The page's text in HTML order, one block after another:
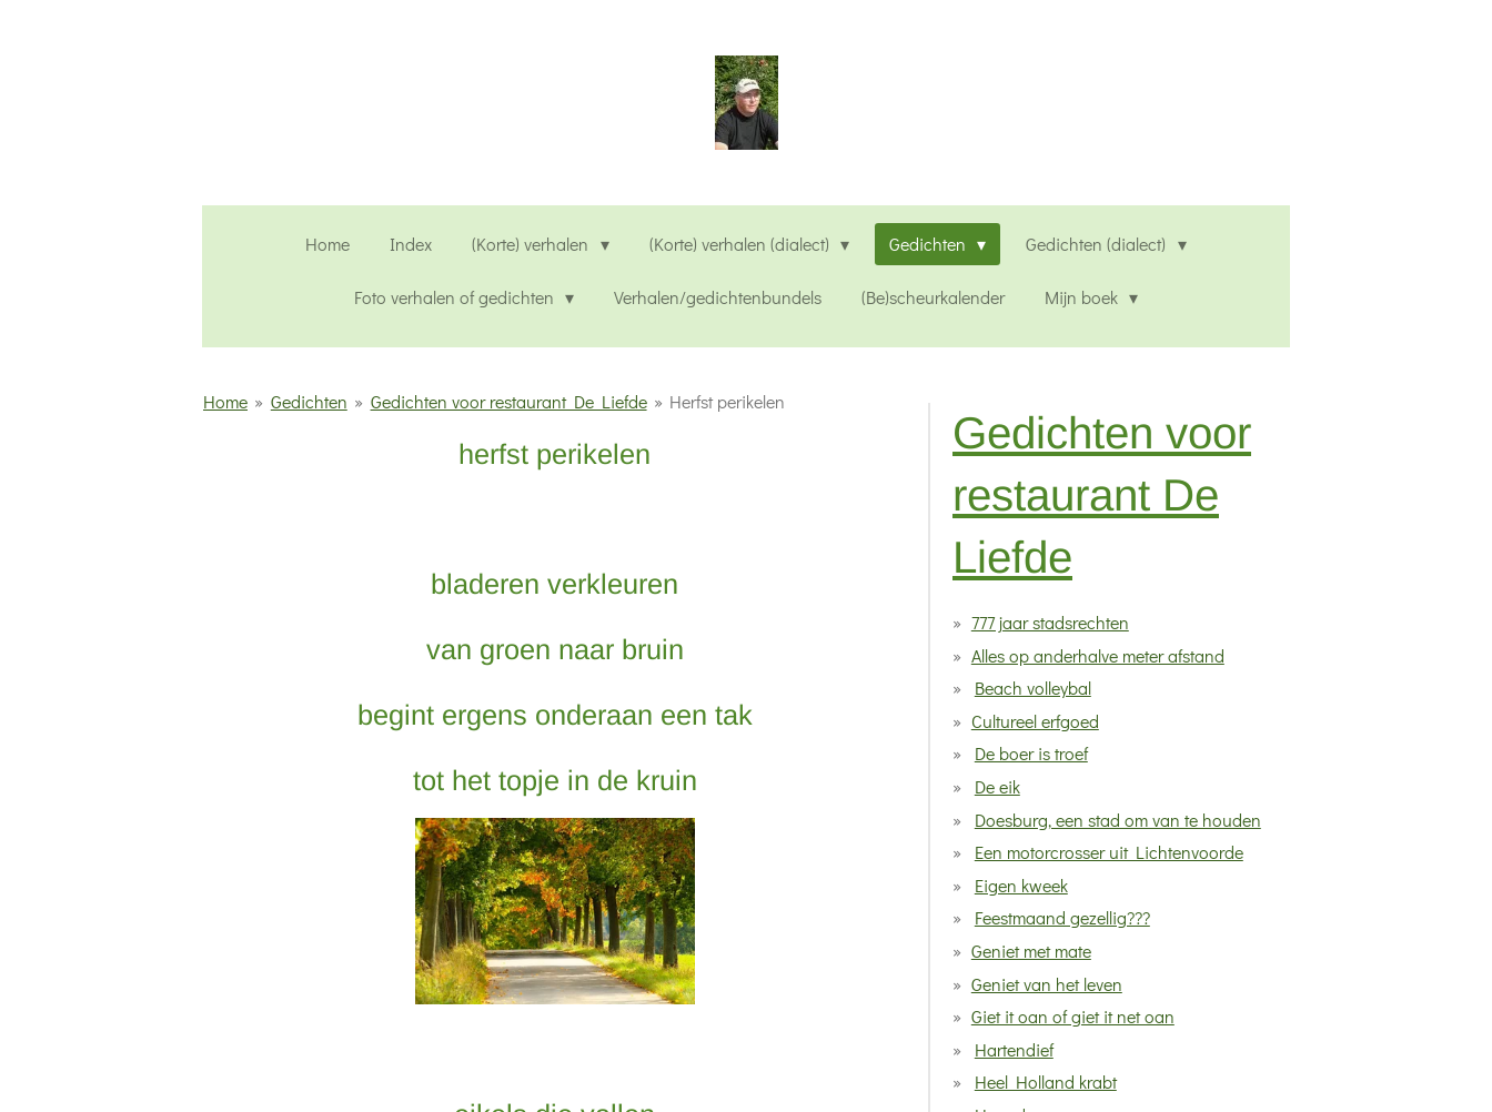
Home Index (Korte) verhalen (Korte) verhalen (dialect) Gedichten Gedichten (dialect)
Foto verhalen of gedichten Verhalen/gedichtenbundels (Be)scheurkalender Mijn boek
Home » Gedichten » Gedichten voor restaurant De Liefde » Herfst perikelen
herfst perikelen
bladeren verkleuren
van groen naar bruin
begint ergens onderaan een tak
tot het topje in de kruin
Gedichten voor
restaurant De
Liefde
777 jaar stadsrechten
Alles op anderhalve meter afstand
Beach volleybal
Cultureel erfgoed
De boer is troef
De eik
Doesburg, een stad om van te houden
Een motorcrosser uit Lichtenvoorde
Eigen kweek
Feestmaand gezellig???
Geniet met mate
Geniet van het leven
Giet it oan of giet it net oan
Hartendief
Heel Holland krabt